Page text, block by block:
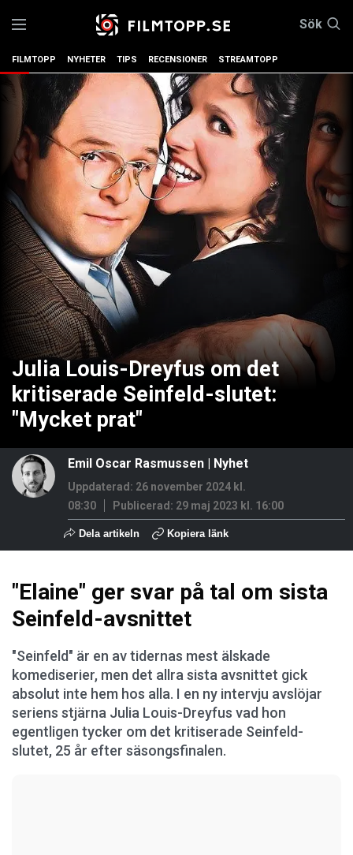
Sök
FILMTOPP NYHETER TIPS RECENSIONER STREAMTOPP
Julia Louis-Dreyfus om det
kritiserade Seinfeld-slutet:
"Mycket prat"
Emil Oscar Rasmussen | Nyhet
Uppdaterad: 26 november 2024 kl.
08:30
Publicerad: 29 maj 2023 kl. 16:00
Dela artikeln Kopiera länk
"Elaine" ger svar på tal om sista
Seinfeld-avsnittet
"Seinfeld" är en av tidernas mest älskade
komediserier, men det allra sista avsnittet gick
absolut inte hem hos alla. I en ny intervju avslöjar
seriens stjärna Julia Louis-Dreyfus vad hon
egentligen tycker om det kritiserade Seinfeld-
slutet, 25 år efter säsongsfinalen.